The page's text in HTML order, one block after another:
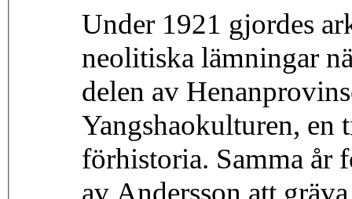
Under 1921 gjordes
neolitiska lämningar
delen av
Yangshaokulturen, en
förhistoria. Samma år
av Andersson att